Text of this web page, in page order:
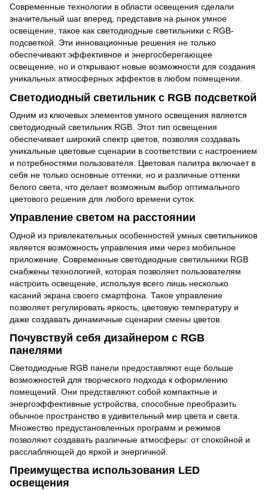
Современные технологии в области освещения сделали
значительный шаг вперед, представив на рынок умное
освещение, такое как светодиодные светильники с RGB-
подсветкой. Эти инновационные решения не только
обеспечивают эффективное и энергосберегающее
освещение, но и открывают новые возможности для создания
уникальных атмосферных эффектов в любом помещении.
Светодиодный светильник с RGB подсветкой
Одним из ключевых элементов умного освещения является
светодиодный светильник RGB. Этот тип освещения
обеспечивает широкий спектр цветов, позволяя создавать
уникальные цветовые сценарии в соответствии с настроением
и потребностями пользователя. Цветовая палитра включает в
себя не только основные оттенки, но и различные оттенки
белого света, что делает возможным выбор оптимального
цветового решения для любого времени суток.
Управление светом на расстоянии
Одной из привлекательных особенностей умных светильников
является возможность управления ими через мобильное
приложение. Современные светодиодные светильники RGB
снабжены технологией, которая позволяет пользователям
настроить освещение, используя всего лишь несколько
касаний экрана своего смартфона. Такое управление
позволяет регулировать яркость, цветовую температуру и
даже создавать динамичные сценарии смены цветов.
Почувствуй себя дизайнером с RGB
панелями
Светодиодные RGB панели предоставляют еще больше
возможностей для творческого подхода к оформлению
помещений. Они представляют собой компактные и
энергоэффективные устройства, способные преобразить
обычное пространство в удивительный мир цвета и света.
Множество предустановленных программ и режимов
позволяют создавать различные атмосферы: от спокойной и
расслабляющей до яркой и энергичной.
Преимущества использования LED
освещения